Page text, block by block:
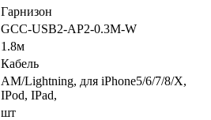
Гарнизон
GCC-USB2-AP2-0.3M-W
1.8м
Кабель
AM/Lightning, для iPhone5/6/7/8/X,
IPod, IPad,
шт